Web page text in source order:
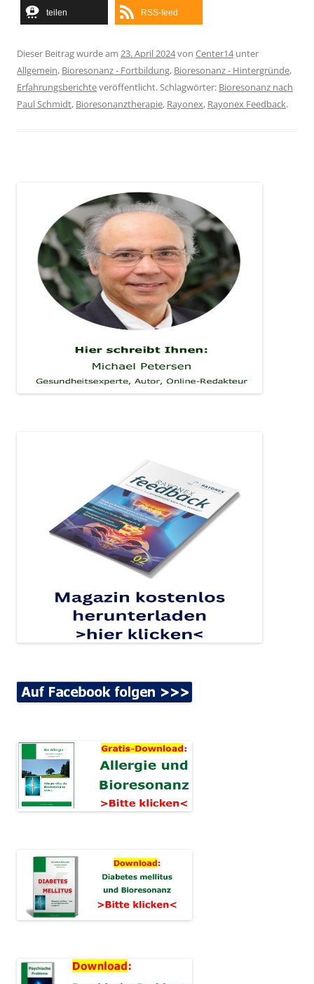
teilen RSS-feed
Dieser Beitrag wurde am 23. April 2024von Center14unter
Allgemein, Bioresonanz - Fortbildung, Bioresonanz - Hintergründe,
Erfahrungsberichteveröffentlicht. Schlagwörter: Bioresonanz nach
Paul Schmidt, Bioresonanztherapie, Rayonex, Rayonex Feedback.